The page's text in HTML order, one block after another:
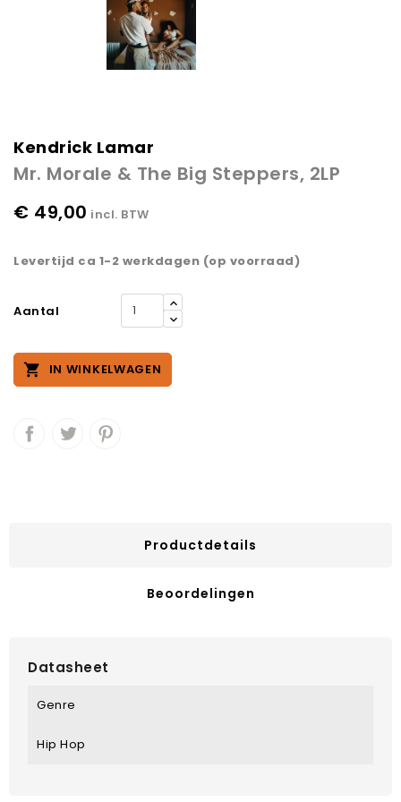
Kendrick Lamar
Mr. Morale & The Big Steppers, 2LP
€ 49,00 incl. BTW
Levertijd ca 1-2 werkdagen (op voorraad)
Aantal
 IN WINKELWAGEN
Productdetails
Beoordelingen
Datasheet
Genre
Hip Hop